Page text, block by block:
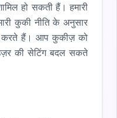
हो सकती हैं। हमारी
कुकी नीति के अनुसार
करते हैं। आप कुकीज़ को
की सेटिंग बदल सकते